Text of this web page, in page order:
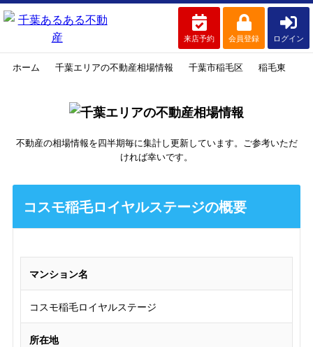
来店予約 会員登録 ログイン
ホーム 千葉エリアの不動産相場情報 千葉市稲毛区 稲毛東
不動産の相場情報を四半期毎に集計し更新しています。ご参考いただ
ければ幸いです。
コスモ稲毛ロイヤルステージの概要
マンション名
コスモ稲毛ロイヤルステージ
所在地